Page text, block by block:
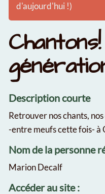
d'aujourd'hui !)
Description courte
Retrouver nos chants,
-entre meufs cette fois- à
Nom de la personne
Marion Decalf
Accéder au site :